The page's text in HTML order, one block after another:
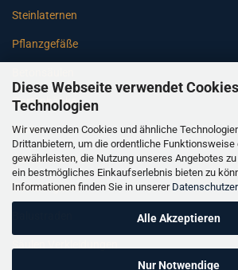
Diese Webseite verwendet
Technologien
Wir verwenden Cookies und ähnliche
Drittanbietern, um die ordentliche Funktionsweise
gewährleisten, die Nutzung unseres Angebotes
ein bestmögliches Einkaufserlebnis bieten zu
Informationen finden Sie in unserer
Alle Akzeptieren
Nur Notwendige
Steinlaternen
Pflanzgefäße
Gartenbänke
Pfeiler
Gartenbrunnen
Gartenfiguren